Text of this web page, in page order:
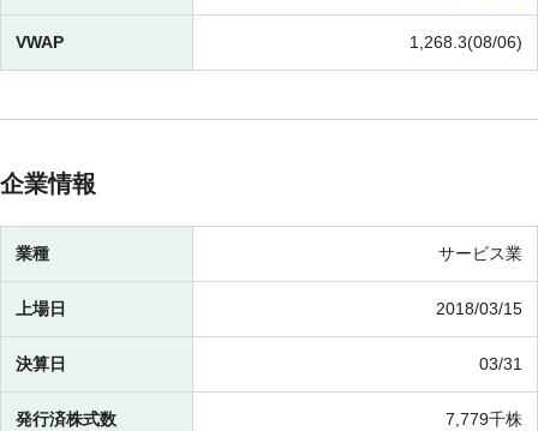
VWAP 1,268.3(08/06)
企業情報
業種 サービス業
上場日 2018/03/15
決算日 03/31
発行済株式数 7,779千株